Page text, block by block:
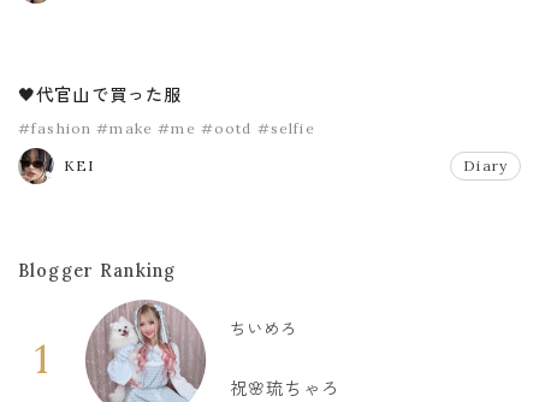
🖤代官山で買った服
#fashion #make #me #ootd #selfie
KEI Diary
Blogger Ranking
1
ちいめろ
祝🌸琉ちゃろ